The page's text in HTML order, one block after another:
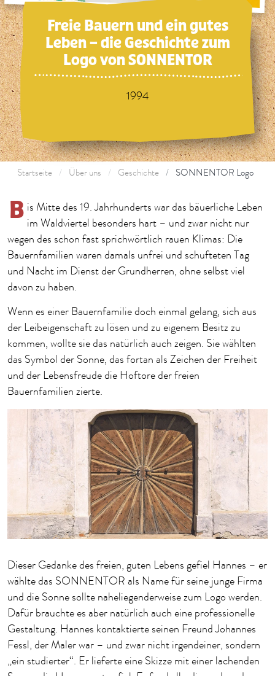
Freie Bauern und ein gutes
Leben – die Geschichte zum
Logo von SONNENTOR
1994
Startseite Über uns Geschichte SONNENTOR Logo
B is Mitte des 19. Jahrhunderts war das bäuerliche Leben
im Waldviertel besonders hart – und zwar nicht nur
wegen des schon fast sprichwörtlich rauen Klimas: Die
Bauernfamilien waren damals unfrei und schufteten Tag
und Nacht im Dienst der Grundherren, ohne selbst viel
davon zu haben.
Wenn es einer Bauernfamilie doch einmal gelang, sich aus
der Leibeigenschaft zu lösen und zu eigenem Besitz zu
kommen, wollte sie das natürlich auch zeigen. Sie wählten
das Symbol der Sonne, das fortan als Zeichen der Freiheit
und der Lebensfreude die Hoftore der freien
Bauernfamilien zierte.
Dieser Gedanke des freien, guten Lebens gefiel Hannes – er
wählte das SONNENTOR als Name für seine junge Firma
und die Sonne sollte naheliegenderweise zum Logo werden.
Dafür brauchte es aber natürlich auch eine professionelle
Gestaltung. Hannes kontaktierte seinen Freund Johannes
Fessl, der Maler war – und zwar nicht irgendeiner, sondern
„ein studierter“. Er lieferte eine Skizze mit einer lachenden